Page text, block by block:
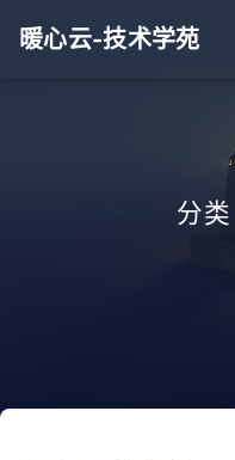
暖心云-技术学苑
分